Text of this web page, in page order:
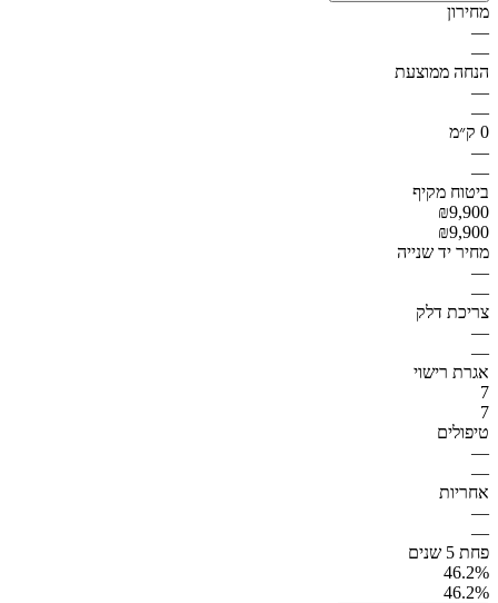
מחירון
—
—
הנחה ממוצעת
—
—
0 ק״מ
—
—
ביטוח מקיף
₪9,900
₪9,900
מחיר יד שנייה
—
—
צריכת דלק
—
—
אגרת רישוי
7
7
טיפולים
—
—
אחריות
—
—
פחת 5 שנים
46.2%
46.2%